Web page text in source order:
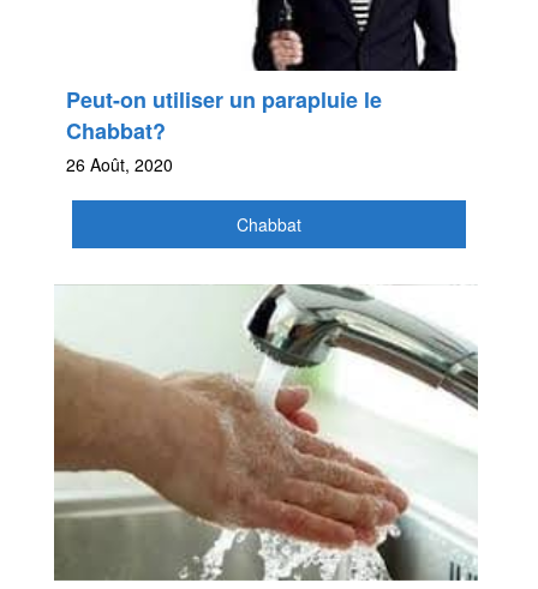
Peut-on utiliser un parapluie le
Chabbat?
26 Août, 2020
Chabbat